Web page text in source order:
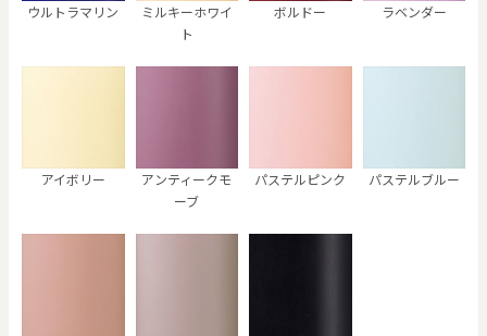
ウルトラマリン
ミルキーホワイ
ト
ボルドー ラベンダー
アイボリー
アンティークモ
ーブ
パステルピンク パステルブルー